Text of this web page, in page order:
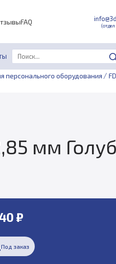
FAQ
персонального оборудования /
мм
₽
Под заказ